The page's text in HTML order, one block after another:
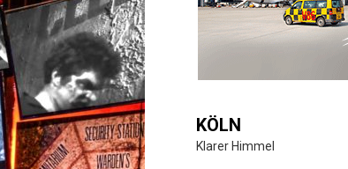
Touristiknews
und
KÖLN
Klarer Himmel